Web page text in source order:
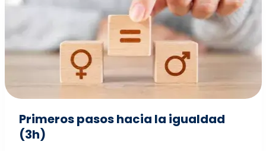
Primeros pasos hacia la igualdad
(3h)